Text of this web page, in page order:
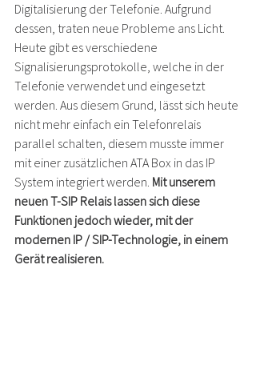
Digitalisierung der Telefonie. Aufgrund
dessen, traten neue Probleme ans Licht.
Heute gibt es verschiedene
Signalisierungsprotokolle, welche in der
Telefonie verwendet und eingesetzt
werden. Aus diesem Grund, lässt sich heute
nicht mehr einfach ein Telefonrelais
parallel schalten, diesem musste immer
mit einer zusätzlichen ATA Box in das IP
System integriert werden. Mit unserem
neuen T-SIP Relais lassen sich diese
Funktionen jedoch wieder, mit der
modernen IP / SIP-Technologie, in einem
Gerät realisieren.